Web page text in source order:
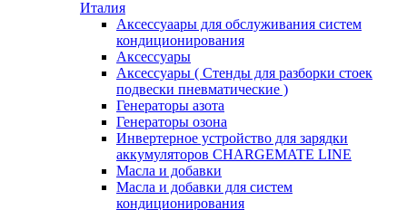
Италия
Аксессуаары для обслуживания систем
кондиционирования
Аксессуары
Аксессуары ( Стенды для разборки стоек
подвески пневматические )
Генераторы азота
Генераторы озона
Инвертерное устройство для зарядки
аккумуляторов CHARGEMATE LINE
Масла и добавки
Масла и добавки для систем
кондиционирования